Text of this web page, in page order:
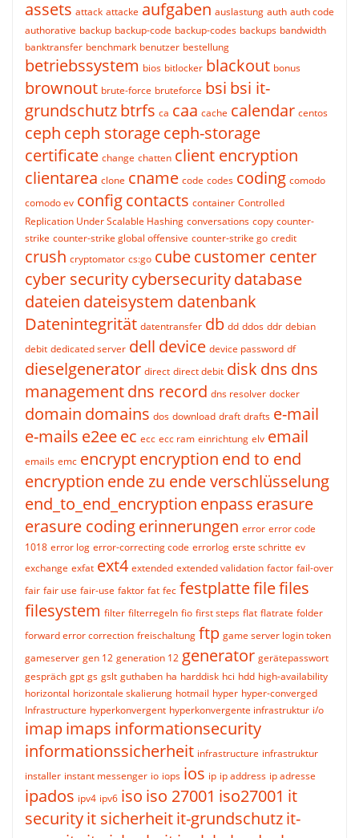
assets attack attacke aufgaben auslastung auth auth code
authorative backup backup-code backup-codes backups bandwidth
banktransfer benchmark benutzer bestellung
betriebssystem bios bitlocker blackout bonus
brownout brute-force bruteforce bsi bsi it-
grundschutzbtrfs ca caa cache calendar centos
ceph ceph storageceph-storage
certificate change chatten client encryption
clientarea clone cname code codes coding comodo
comodo ev configcontacts container Controlled
Replication Under Scalable Hashing conversations copy counter-
strike counter-strike global offensive counter-strike go credit
crush cryptomator cs:go cubecustomer center
cyber securitycybersecuritydatabase
dateien dateisystem datenbank
Datenintegrität datentransfer db dd ddos ddr debian
debit dedicated server dell device device password df
dieselgenerator direct direct debit disk dns dns
managementdns record dns resolver docker
domain domains dos download draft drafts e-mail
e-mails e2eeec ecc ecc ram einrichtung elv email
emails emc encryptencryption end to end
encryption ende zu ende verschlüsselung
end_to_end_encryption enpass erasure
erasure codingerinnerungen error error code
1018 error log error-correcting code errorlog erste schritte ev
exchange exfat ext4 extended extended validation factor fail-over
fair fair use fair-use faktor fat fec festplattefilefiles
filesystem filter filterregeln fio first steps flat flatrate folder
forward error correction freischaltung ftp game server login token
gameserver gen 12 generation 12 generator gerätepasswort
gespräch gpt gs gslt guthaben ha harddisk hci hdd high-availability
horizontal horizontale skalierung hotmail hyper hyper-converged
Infrastructure hyperkonvergent hyperkonvergente infrastruktur i/o
imapimaps informationsecurity
informationssicherheit infrastructure infrastruktur
installer instant messenger io iops ios ip ip address ip adresse
ipados ipv4 ipv6 iso iso 27001 iso27001 it
securityit sicherheitit-grundschutzit-